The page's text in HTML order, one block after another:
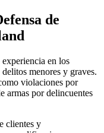
de
en los
menores y graves.
violaciones por
armas por delincuentes
clientes y